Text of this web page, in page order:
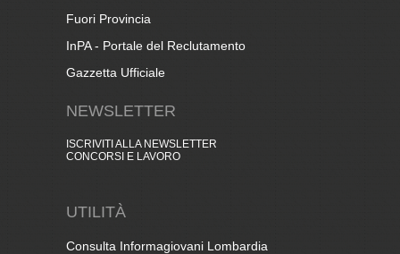
Fuori Provincia
InPA - Portale del Reclutamento
Gazzetta Ufficiale
NEWSLETTER
ISCRIVITI ALLA NEWSLETTER
CONCORSI E LAVORO
UTILITÀ
Consulta Informagiovani Lombardia